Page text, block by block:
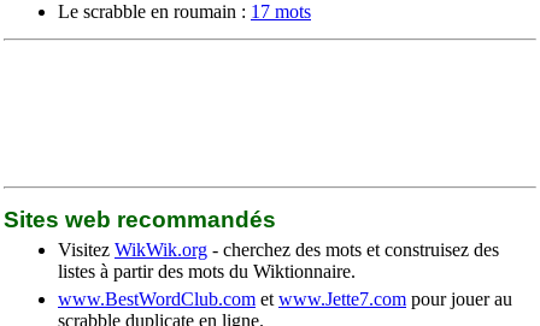
Le scrabble en roumain : 17 mots
Sites web recommandés
Visitez WikWik.org - cherchez des mots et construisez des
listes à partir des mots du Wiktionnaire.
www.BestWordClub.com et www.Jette7.com pour jouer au
scrabble duplicate en ligne.